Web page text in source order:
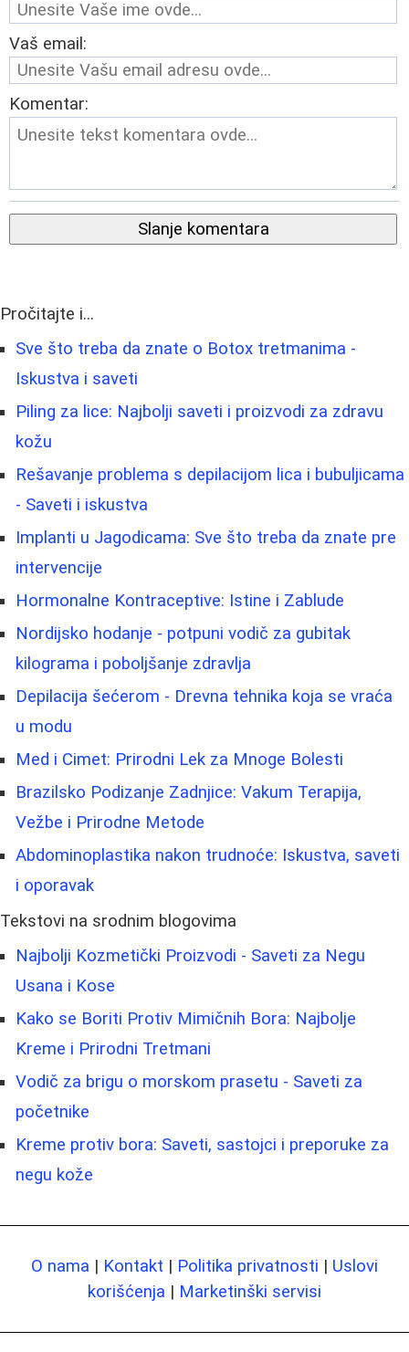
Vaš email:
Komentar:
Slanje komentara
Pročitajte i...
Sve što treba da znate o Botox tretmanima -
Iskustva i saveti
Piling za lice: Najbolji saveti i proizvodi za zdravu
kožu
Rešavanje problema s depilacijom lica i bubuljicama
- Saveti i iskustva
Implanti u Jagodicama: Sve što treba da znate pre
intervencije
Hormonalne Kontraceptive: Istine i Zablude
Nordijsko hodanje - potpuni vodič za gubitak
kilograma i poboljšanje zdravlja
Depilacija šećerom - Drevna tehnika koja se vraća
u modu
Med i Cimet: Prirodni Lek za Mnoge Bolesti
Brazilsko Podizanje Zadnjice: Vakum Terapija,
Vežbe i Prirodne Metode
Abdominoplastika nakon trudnoće: Iskustva, saveti
i oporavak
Tekstovi na srodnim blogovima
Najbolji Kozmetički Proizvodi - Saveti za Negu
Usana i Kose
Kako se Boriti Protiv Mimičnih Bora: Najbolje
Kreme i Prirodni Tretmani
Vodič za brigu o morskom prasetu - Saveti za
početnike
Kreme protiv bora: Saveti, sastojci i preporuke za
negu kože
O nama | Kontakt | Politika privatnosti | Uslovi
korišćenja | Marketinški servisi